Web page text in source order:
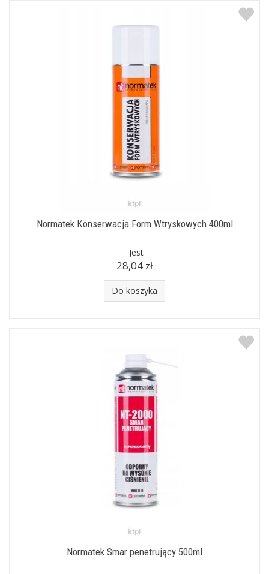
Normatek Konserwacja Form Wtryskowych 400ml
Jest
28,04 zł
Do koszyka
Normatek Smar penetrujący 500ml